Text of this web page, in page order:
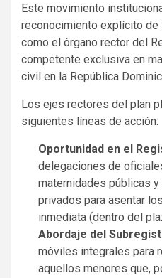
Este movimiento
reconocimiento explícito
como el órgano rector del
competente exclusiva en
civil en la República
Los ejes rectores del plan
siguientes líneas de acción:
Oportunidad en el
delegaciones de
maternidades públicas
privados para asentar
inmediata (dentro del
Abordaje del
móviles integrales para
aquellos menores que,